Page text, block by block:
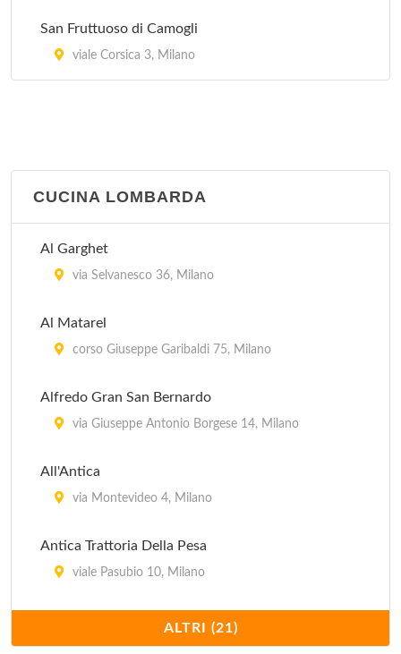
San Fruttuoso di Camogli
viale Corsica 3, Milano
CUCINA LOMBARDA
Al Garghet
via Selvanesco 36, Milano
Al Matarel
corso Giuseppe Garibaldi 75, Milano
Alfredo Gran San Bernardo
via Giuseppe Antonio Borgese 14, Milano
All'Antica
via Montevideo 4, Milano
Antica Trattoria Della Pesa
viale Pasubio 10, Milano
Antico Ristorante Boeucc
piazza Belgioioso 2, Milano
ALTRI (21)